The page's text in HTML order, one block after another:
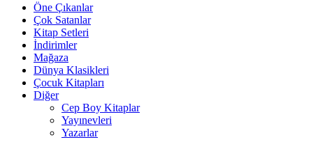
Öne Çıkanlar
Çok Satanlar
Kitap Setleri
İndirimler
Mağaza
Dünya Klasikleri
Çocuk Kitapları
Diğer
Cep Boy Kitaplar
Yayınevleri
Yazarlar